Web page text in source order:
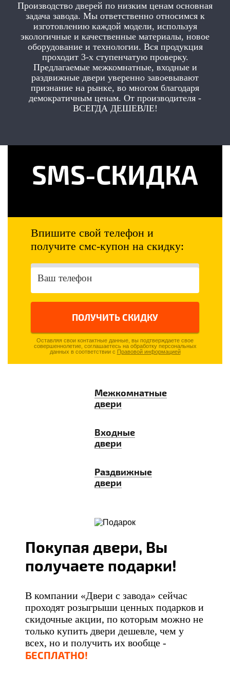
Производство дверей по низким ценам основная
задача завода. Мы ответственно относимся к
изготовлению каждой модели, используя
экологичные и качественные материалы, новое
оборудование и технологии. Вся продукция
проходит 3-х ступенчатую проверку.
Предлагаемые межкомнатные, входные и
раздвижные двери уверенно завоевывают
признание на рынке, во многом благодаря
демократичным ценам. От производителя -
ВСЕГДА ДЕШЕВЛЕ!
SMS-СКИДКА
Впишите свой телефон и
получите смс-купон на скидку:
ПОЛУЧИТЬ СКИДКУ
Оставляя свои контактные данные, вы подтверждаете свое
совершеннолетие, соглашаетесь на обработку персональных
данных в соответствии с Правовой информацией
Межкомнатные
двери
Входные
двери
Раздвижные
двери
Покупая двери, Вы
получаете подарки!
В компании «Двери с завода» сейчас
проходят розыгрыши ценных подарков и
скидочные акции, по которым можно не
только купить двери дешевле, чем у
всех, но и получить их вообще -
БЕСПЛАТНО!